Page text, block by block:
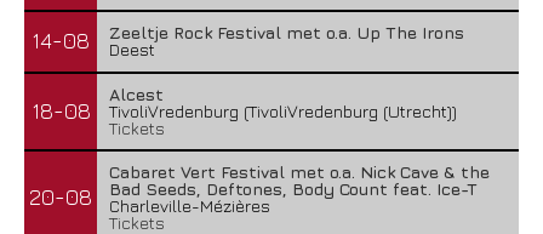
14-08
Zeeltje Rock Festival met o.a. Up The Irons
Deest
18-08
Alcest
TivoliVredenburg (TivoliVredenburg (Utrecht))
Tickets
20-08
Cabaret Vert Festival met o.a. Nick Cave & the
Bad Seeds, Deftones, Body Count feat. Ice-T
Charleville-Mézières
Tickets